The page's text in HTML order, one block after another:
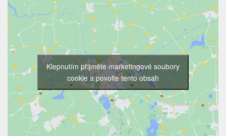
Klepnutím přijměte marketingové soubory
cookie a povolte tento obsah